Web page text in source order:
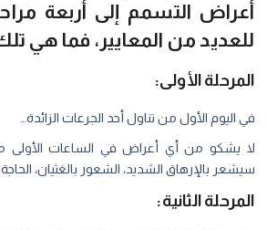
أعراض التسمم إلى أربعة
للعديد من المعايير، فما هي
المرحلة الأولى:
في اليوم الأول من تناول أحد الجرعات الزائدة…
لا يشكو من أي أعراض في الساعات الأولى
سيشعر بالإرهاق الشديد، الشعور بالغثيان،
المرحلة الثانية: